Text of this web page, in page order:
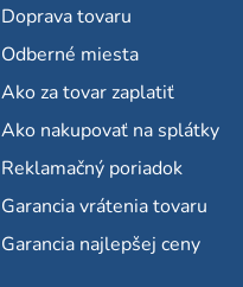
Doprava tovaru
Odberné miesta
Ako za tovar zaplatiť
Ako nakupovať na splátky
Reklamačný poriadok
Garancia vrátenia tovaru
Garancia najlepšej ceny